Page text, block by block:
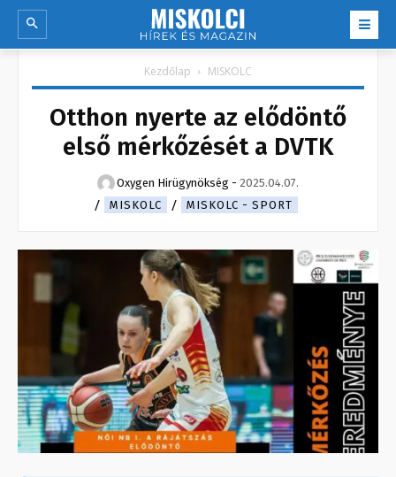
Kezdőlap MISKOLC
Otthon nyerte az elődöntő
első mérkőzését a DVTK
Oxygen Hirügynökség - 2025.04.07.
MISKOLC
MISKOLC - SPORT